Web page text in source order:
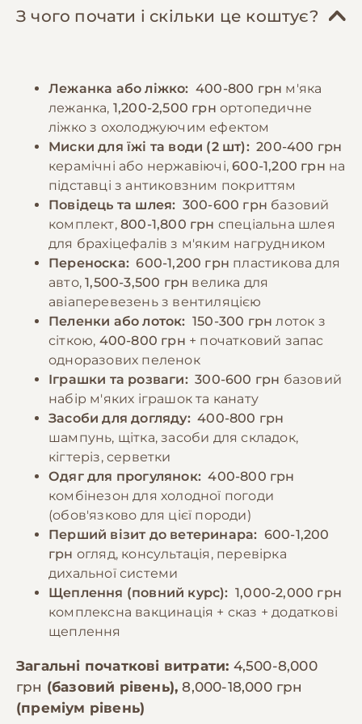
перебування на вулиці в спекотні та холодні
перенапруження, особливо в спеку,
оскільки ці собаки схильні до проблем з
диханням.
🎁 −10% на зоотовари
За промокодом E-PET
круп. Важливо уникати продуктів, що
можуть викликати алергію або здуття
контролюючи розмір порцій. Французькі
бульдоги схильні до переїдання, тому
важливо не піддаватися на їх прохальні
погляди та дотримуватися рекомендованих
норм годування. Необхідно забезпечити
постійний доступ до свіжої води, але
слідкувати, щоб собака не пив надто багато
за один раз.
🎁 −10% на зоотовари
За промокодом E-PET
З чого почати і скільки це коштує?
Лежанка або ліжко: 400-800 грн м'яка
лежанка, 1,200-2,500 грн ортопедичне
ліжко з охолоджуючим ефектом
Миски для їжі та води (2 шт): 200-400 грн
керамічні або нержавіючі,600-1,200 грн на
підставці з антиковзним покриттям
Повідець та шлея: 300-600 грн базовий
комплект, 800-1,800 грн спеціальна шлея
для брахіцефалів з м'яким нагрудником
Переноска: 600-1,200 грн пластикова для
авто,1,500-3,500 грн велика для
авіаперевезень з вентиляцією
Пеленки або лоток: 150-300 грн лоток з
сіткою, 400-800 грн + початковий запас
одноразових пеленок
Іграшки та розваги: 300-600 грн базовий
набір м'яких іграшок та канату
Засоби для догляду: 400-800 грн
шампунь, щітка, засоби для складок,
кігтеріз, серветки
Одяг для прогулянок: 400-800 грн
комбінезон для холодної погоди
(обов'язково для цієї породи)
Перший візит до ветеринара: 600-1,200
грн огляд, консультація, перевірка
дихальної системи
Щеплення (повний курс): 1,000-2,000 грн
комплексна вакцинація + сказ + додаткові
щеплення
Загальні початкові витрати: 4,500-8,000
грн (базовий рівень),8,000-18,000 грн
(преміум рівень)